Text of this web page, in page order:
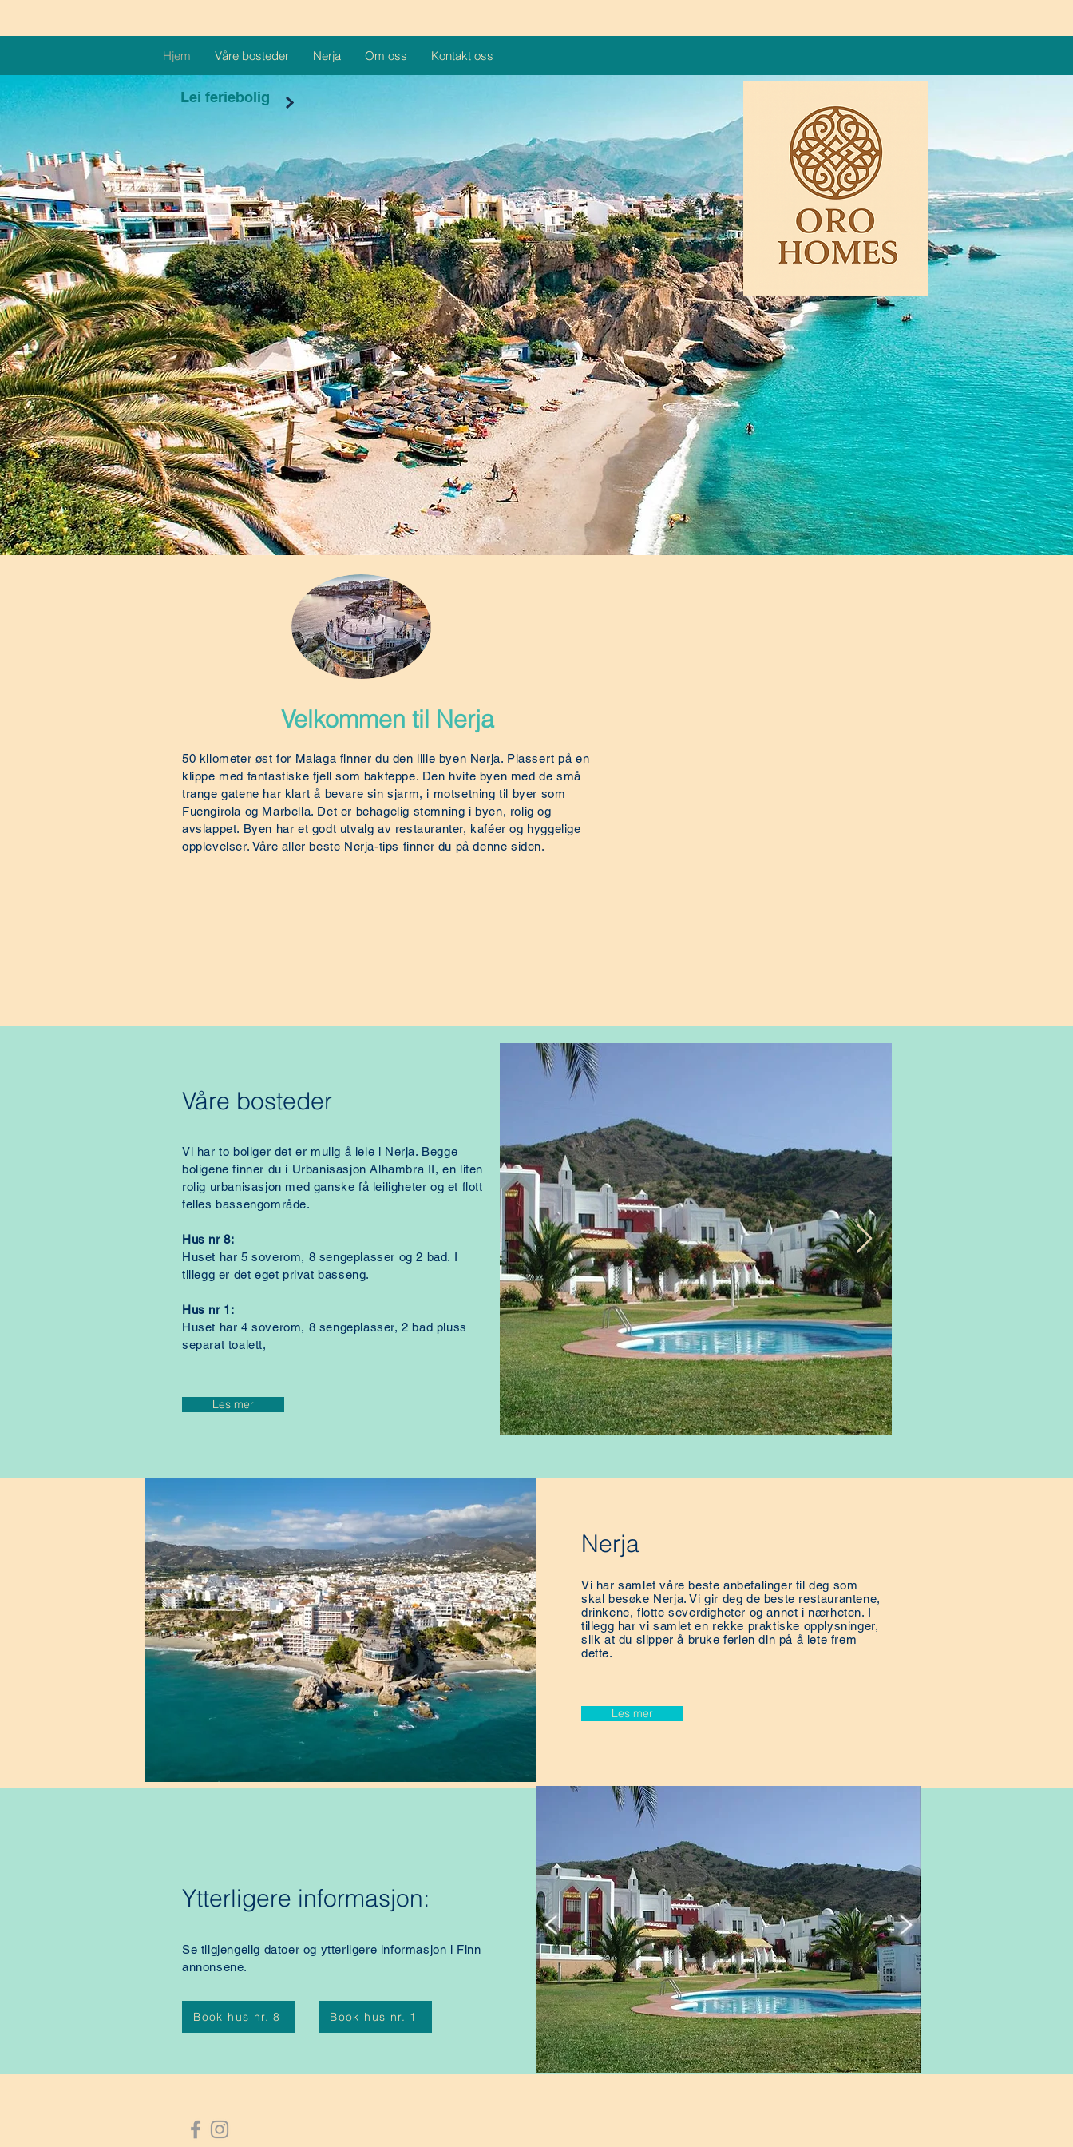
Hjem Våre bosteder Nerja Om oss Kontakt oss
Lei feriebolig
Velkommen til Nerja
50 kilometer øst for Malaga finner du den lille byen Nerja. Plassert på en
klippe med fantastiske fjell som bakteppe. Den hvite byen med de små
trange gatene har klart å bevare sin sjarm, i motsetning til byer som
Fuengirola og Marbella. Det er behagelig stemning i byen, rolig og
avslappet. Byen har et godt utvalg av restauranter, kaféer og hyggelige
opplevelser. Våre aller beste Nerja-tips finner du på denne siden.
Våre bosteder
Vi har to boliger det er mulig å leie i Nerja. Begge
boligene finner du i Urbanisasjon Alhambra II, en liten
rolig urbanisasjon med ganske få leiligheter og et flott
felles bassengområde.
Hus nr 8:
Huset har 5 soverom, 8 sengeplasser og 2 bad. I
tillegg er det eget privat basseng.
Hus nr 1:
Huset har 4 soverom, 8 sengeplasser, 2 bad pluss
separat toalett,
Les mer
Nerja
Vi har samlet våre beste anbefalinger til deg som
skal besøke Nerja. Vi gir deg de beste restaurantene,
drinkene, flotte severdigheter og annet i nærheten. I
tillegg har vi samlet en rekke praktiske opplysninger,
slik at du slipper å bruke ferien din på å lete frem
dette.
Les mer
Ytterligere informasjon:
Se tilgjengelig datoer og ytterligere informasjon i Finn
annonsene.
Book hus nr. 8 Book hus nr. 1